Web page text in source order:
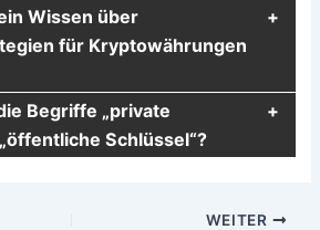
Wissen über
für Kryptowährungen
Begriffe „private
Schlüssel“?
WEITER